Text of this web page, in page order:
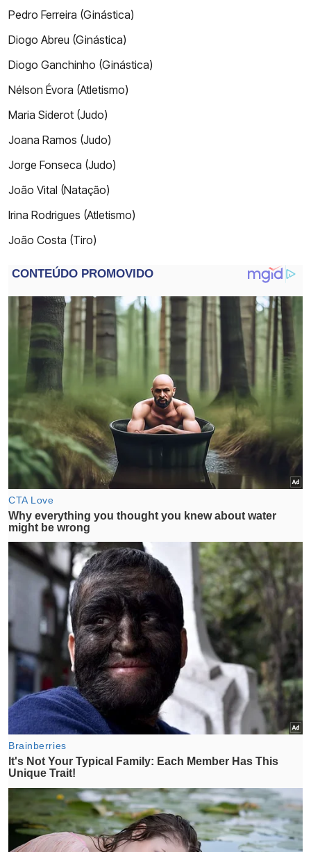
Pedro Ferreira (Ginástica)
Diogo Abreu (Ginástica)
Diogo Ganchinho (Ginástica)
Nélson Évora (Atletismo)
Maria Siderot (Judo)
Joana Ramos (Judo)
Jorge Fonseca (Judo)
João Vital (Natação)
Irina Rodrigues (Atletismo)
João Costa (Tiro)